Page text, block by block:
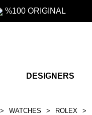
%100 ORIGINAL
DESIGNERS
WATCHES ROLEX